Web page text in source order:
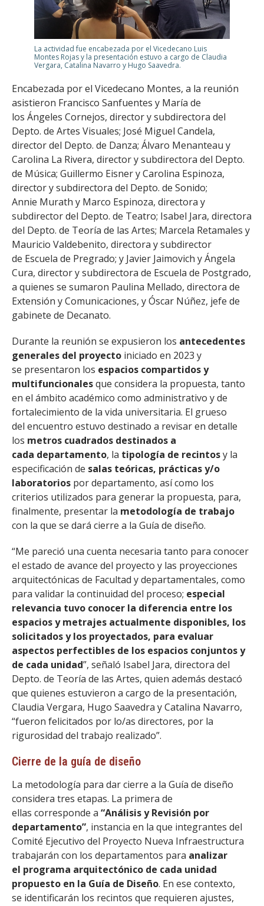
La actividad fue encabezada por el Vicedecano Luis
Montes Rojas y la presentación estuvo a cargo de Claudia
Vergara, Catalina Navarro y Hugo Saavedra.
Encabezada por el Vicedecano Montes, a la reunión
asistieron Francisco Sanfuentes y María de
los Ángeles Cornejos, director y subdirectora del
Depto. de Artes Visuales; José Miguel Candela,
director del Depto. de Danza; Álvaro Menanteau y
Carolina La Rivera, director y subdirectora del Depto.
de Música; Guillermo Eisner y Carolina Espinoza,
director y subdirectora del Depto. de Sonido;
Annie Murath y Marco Espinoza, directora y
subdirector del Depto. de Teatro; Isabel Jara, directora
del Depto. de Teoría de las Artes; Marcela Retamales y
Mauricio Valdebenito, directora y subdirector
de Escuela de Pregrado; y Javier Jaimovich y Ángela
Cura, director y subdirectora de Escuela de Postgrado,
a quienes se sumaron Paulina Mellado, directora de
Extensión y Comunicaciones, y Óscar Núñez, jefe de
gabinete de Decanato.
Durante la reunión se expusieron los antecedentes
generales del proyecto iniciado en 2023 y
se presentaron los espacios compartidos y
multifuncionalesque considera la propuesta, tanto
en el ámbito académico como administrativo y de
fortalecimiento de la vida universitaria. El grueso
del encuentro estuvo destinado a revisar en detalle
los metros cuadrados destinados a
cada departamento, la tipología de recintosy la
especificación de salas teóricas, prácticas y/o
laboratorios por departamento, así como los
criterios utilizados para generar la propuesta, para,
finalmente, presentar la metodología de trabajo
con la que se dará cierre a la Guía de diseño.
“Me pareció una cuenta necesaria tanto para conocer
el estado de avance del proyecto y las proyecciones
arquitectónicas de Facultad y departamentales, como
para validar la continuidad del proceso; especial
relevancia tuvo conocer la diferencia entre los
espacios y metrajes actualmente disponibles, los
solicitados y los proyectados, para evaluar
aspectos perfectibles de los espacios conjuntos y
de cada unidad”, señaló Isabel Jara, directora del
Depto. de Teoría de las Artes, quien además destacó
que quienes estuvieron a cargo de la presentación,
Claudia Vergara, Hugo Saavedra y Catalina Navarro,
“fueron felicitados por lo/as directores, por la
rigurosidad del trabajo realizado”.
Cierre de la guía de diseño
La metodología para dar cierre a la Guía de diseño
considera tres etapas. La primera de
ellas corresponde a “Análisis y Revisión por
departamento”, instancia en la que integrantes del
Comité Ejecutivo del Proyecto Nueva Infraestructura
trabajarán con los departamentos para analizar
el programa arquitectónico de cada unidad
propuesto en la Guía de Diseño. En ese contexto,
se identificarán los recintos que requieren ajustes,